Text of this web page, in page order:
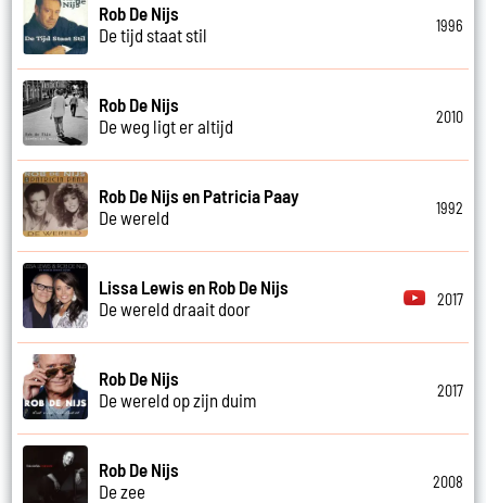
Rob De Nijs
De tijd staat stil
1996
Rob De Nijs
De weg ligt er altijd
2010
Rob De Nijs en Patricia Paay
De wereld
1992
Lissa Lewis en Rob De Nijs
De wereld draait door
2017
Rob De Nijs
De wereld op zijn duim
2017
Rob De Nijs
De zee
2008